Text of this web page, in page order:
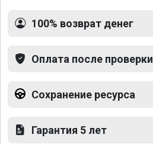
100% возврат денег
Оплата после проверки
Сохранение ресурса
Гарантия 5 лет